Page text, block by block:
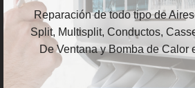
Reparación de todo tipo de
Split, Multisplit, Conductos,
De Ventana y Bomba de Calor